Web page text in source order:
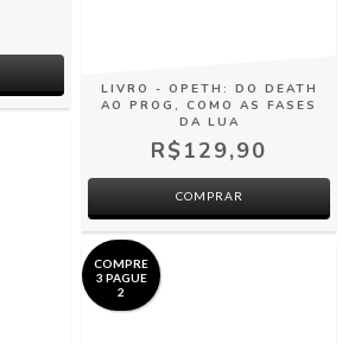
LIVRO - OPETH: DO DEATH
AO PROG, COMO AS FASES
DA LUA
R$129,90
COMPRAR
COMPRE
3 PAGUE
2